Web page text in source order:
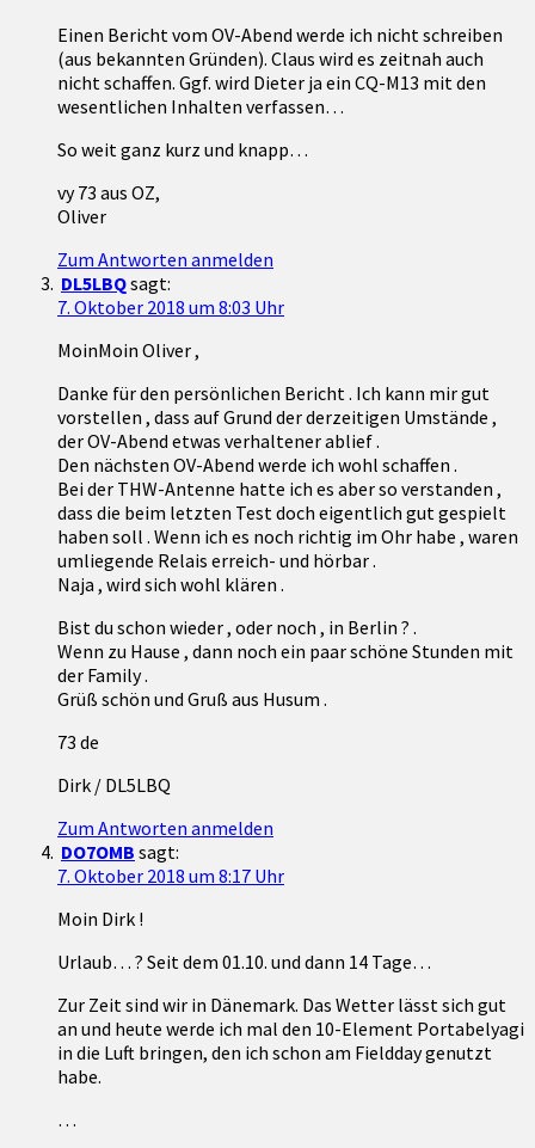
Einen Bericht vom OV-Abend werde ich nicht schreiben
(aus bekannten Gründen). Claus wird es zeitnah auch
nicht schaffen. Ggf. wird Dieter ja ein CQ-M13 mit den
wesentlichen Inhalten verfassen…
So weit ganz kurz und knapp…
vy 73 aus OZ,
Oliver
Zum Antworten anmelden
DL5LBQsagt:
7. Oktober 2018 um 8:03 Uhr
MoinMoin Oliver ,
Danke für den persönlichen Bericht . Ich kann mir gut
vorstellen , dass auf Grund der derzeitigen Umstände ,
der OV-Abend etwas verhaltener ablief .
Den nächsten OV-Abend werde ich wohl schaffen .
Bei der THW-Antenne hatte ich es aber so verstanden ,
dass die beim letzten Test doch eigentlich gut gespielt
haben soll . Wenn ich es noch richtig im Ohr habe , waren
umliegende Relais erreich- und hörbar .
Naja , wird sich wohl klären .
Bist du schon wieder , oder noch , in Berlin ? .
Wenn zu Hause , dann noch ein paar schöne Stunden mit
der Family .
Grüß schön und Gruß aus Husum .
73 de
Dirk / DL5LBQ
Zum Antworten anmelden
DO7OMB sagt:
7. Oktober 2018 um 8:17 Uhr
Moin Dirk !
Urlaub… ? Seit dem 01.10. und dann 14 Tage…
Zur Zeit sind wir in Dänemark. Das Wetter lässt sich gut
an und heute werde ich mal den 10-Element Portabelyagi
in die Luft bringen, den ich schon am Fieldday genutzt
habe.
…